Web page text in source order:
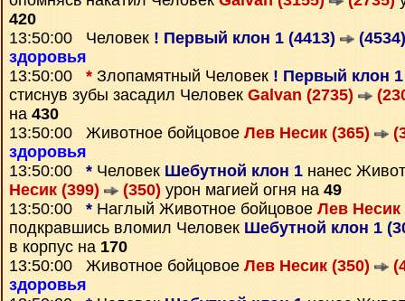
420
13:50:00 Человек ! Первый клон 1 (4413)
(4534)
здоровья
13:50:00 * Злопамятный Человек ! Первый клон
стиснув зубы засадил Человек Galvan (2735)
на 430
13:50:00 Животное бойцовое Лев Несик (365)
здоровья
13:50:00 * Человек Шебутной клон 1 нанес
Несик (399)
(350) урон магией огня на 49
13:50:00 * Наглый Животное бойцовое Лев
подкравшись вломил Человек Шебутной клон 1
в корпус на 170
13:50:00 Животное бойцовое Лев Несик (350)
здоровья